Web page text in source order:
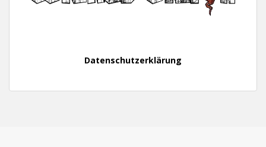
Datenschutzerklärung